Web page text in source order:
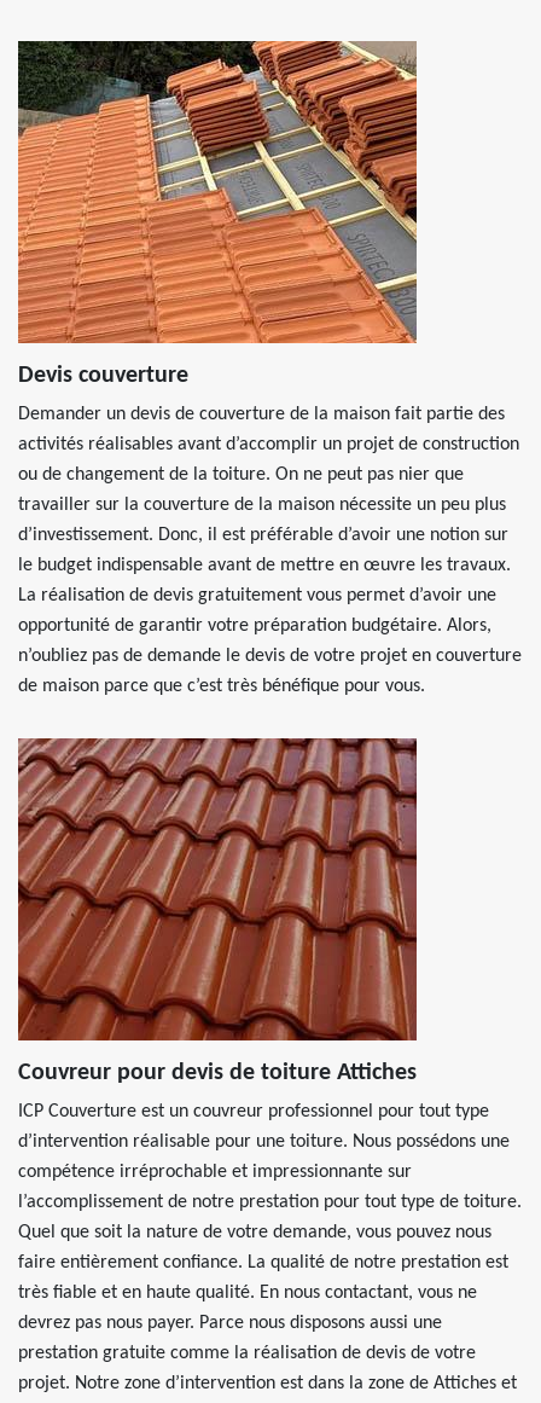
Devis couverture
Demander un devis de couverture de la maison fait partie des
activités réalisables avant d’accomplir un projet de construction
ou de changement de la toiture. On ne peut pas nier que
travailler sur la couverture de la maison nécessite un peu plus
d’investissement. Donc, il est préférable d’avoir une notion sur
le budget indispensable avant de mettre en œuvre les travaux.
La réalisation de devis gratuitement vous permet d’avoir une
opportunité de garantir votre préparation budgétaire. Alors,
n’oubliez pas de demande le devis de votre projet en couverture
de maison parce que c’est très bénéfique pour vous.
Couvreur pour devis de toiture Attiches
ICP Couverture est un couvreur professionnel pour tout type
d’intervention réalisable pour une toiture. Nous possédons une
compétence irréprochable et impressionnante sur
l’accomplissement de notre prestation pour tout type de toiture.
Quel que soit la nature de votre demande, vous pouvez nous
faire entièrement confiance. La qualité de notre prestation est
très fiable et en haute qualité. En nous contactant, vous ne
devrez pas nous payer. Parce nous disposons aussi une
prestation gratuite comme la réalisation de devis de votre
projet. Notre zone d’intervention est dans la zone de Attiches et